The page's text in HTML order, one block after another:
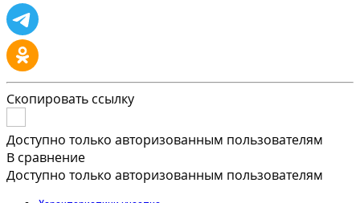
Скопировать ссылку
Доступно только авторизованным пользователям
В сравнение
Доступно только авторизованным пользователям